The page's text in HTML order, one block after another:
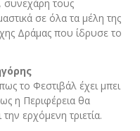
συνεχάρη τους
σε όλα τα μέλη της
Δράμας που ίδρυσε το
το Φεστιβάλ έχει μπει
η Περιφέρεια θα
ερχόμενη τριετία.